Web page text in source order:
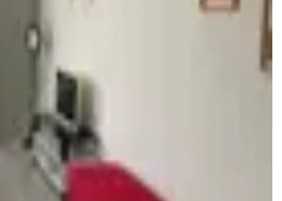
KONSEPT GAYRİMENKUL